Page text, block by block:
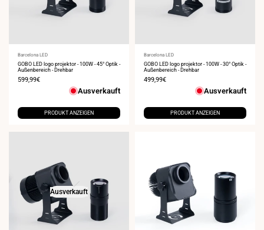
Anbieter:
Barcelona LED
GOBO LED logo projektor - 100W - 45° Optik -
Außenbereich - Drehbar
Verkaufspreis
599,99€
Ausverkauft
PRODUKT ANZEIGEN
Anbieter:
Barcelona LED
GOBO LED logo projektor - 100W - 30° Optik -
Außenbereich - Drehbar
Verkaufspreis
499,99€
Ausverkauft
PRODUKT ANZEIGEN
Ausverkauft